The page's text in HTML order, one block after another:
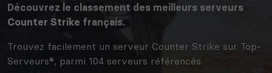
Découvrez le classement des meilleurs serveurs
Counter Strike français.
Trouvez facilement un serveur Counter Strike sur Top-
Serveurs®, parmi 104 serveurs référencés.